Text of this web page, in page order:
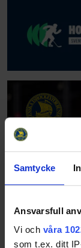
Samtycke
Ansvarsfull
Vi och våra
som t.ex. ditt